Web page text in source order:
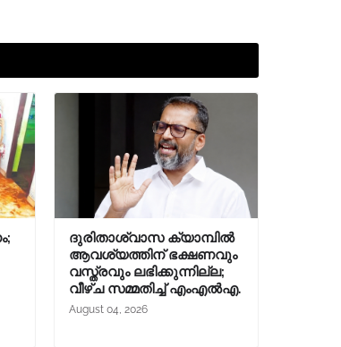
ദുരിതാശ്വാസ ക്യാമ്പിൽ
ആവശ്യത്തിന് ഭക്ഷണവും
വസ്ത്രവും ലഭിക്കുന്നില്ല;
വീഴ്ച സമ്മതിച്ച് എംഎൽഎ.
August 04, 2026